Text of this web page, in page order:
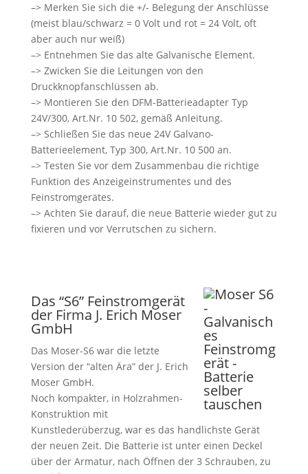
–> Merken Sie sich die +/- Belegung der Anschlüsse
(meist blau/schwarz = 0 Volt und rot = 24 Volt, oft
aber auch nur weiß)
–> Entnehmen Sie das alte Galvanische Element.
–> Zwicken Sie die Leitungen von den
Druckknopfanschlüssen ab.
–> Montieren Sie den DFM-Batterieadapter Typ
24V/300, Art.Nr. 10 502, gemäß Anleitung.
–> Schließen Sie das neue 24V Galvano-
Batterieelement, Typ 300, Art.Nr. 10 500 an.
–> Testen Sie vor dem Zusammenbau die richtige
Funktion des Anzeigeinstrumentes und des
Feinstromgerätes.
–> Achten Sie darauf, die neue Batterie wieder gut zu
fixieren und vor Verrutschen zu sichern.
Das “S6” Feinstromgerät
der Firma J. Erich Moser
GmbH
Das Moser-S6 war die letzte
Version der “alten Ära” der J. Erich
Moser GmbH.
Noch kompakter, in Holzrahmen-
Konstruktion mit
Kunstlederüberzug, war es das handlichste Gerät
der neuen Zeit. Die Batterie ist unter einen Deckel
über der Armatur, nach Öffnen der 3 Schrauben, zu